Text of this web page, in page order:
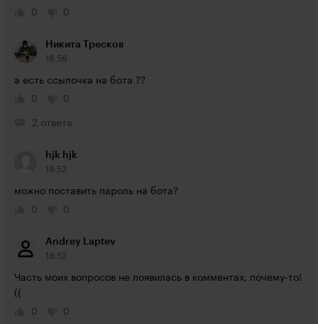
0
0
Никита Тресков
18:56
а есть ссылочка на бота ??
0
0
2 ответа
hjk hjk
18:52
можно поставить пароль на бота?
0
0
Andrey Laptev
18:52
Часть моих вопросов не появилась в комментах, почему-то!
((
0
0